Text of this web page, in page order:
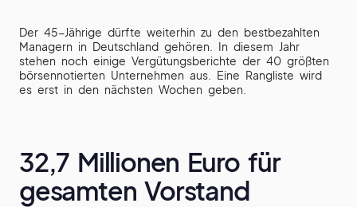
Der 45-Jährige dürfte weiterhin zu den bestbezahlten
Managern in Deutschland gehören. In diesem Jahr
stehen noch einige Vergütungsberichte der 40 größten
börsennotierten Unternehmen aus. Eine Rangliste wird
es erst in den nächsten Wochen geben.
32,7 Millionen Euro für
gesamten Vorstand